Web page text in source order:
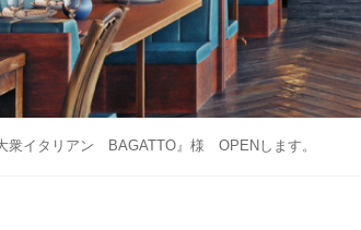
衆イタリアン BAGATTO』様 OPENします。